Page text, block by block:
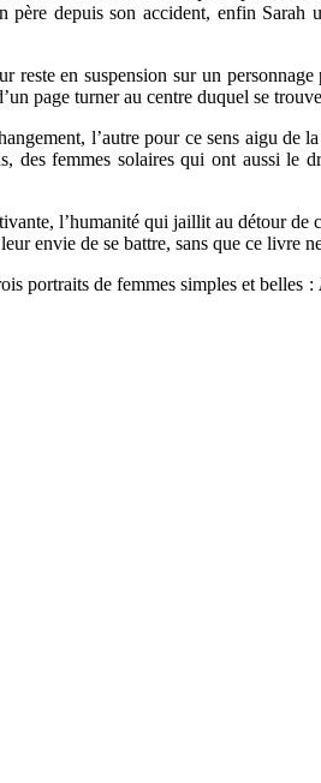
depuis son accident, enfin Sarah
reste en suspension sur un
page turner au centre duquel se
l’autre pour ce sens aigu
femmes solaires qui ont aussi le
l’humanité qui jaillit au détour de
envie de se battre, sans que ce livre
portraits de femmes simples et belles :